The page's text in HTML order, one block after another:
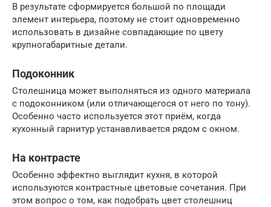
В результате сформируется большой по площади
элемент интерьера, поэтому не стоит одновременно
использовать в дизайне совпадающие по цвету
крупногабаритные детали.
Подоконник
Столешница может выполняться из одного материала
с подоконником (или отличающегося от него по тону).
Особенно часто используется этот приём, когда
кухонный гарнитур устанавливается рядом с окном.
На контрасте
Особенно эффектно выглядит кухня, в которой
используются контрастные цветовые сочетания. При
этом вопрос о том, как подобрать цвет столешниц